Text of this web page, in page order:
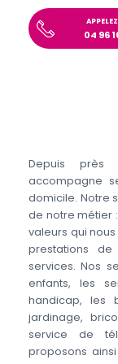
04 96
Depuis près
accompagne
domicile. Notre
de notre métier
valeurs qui
prestations
services. Nos
enfants, les
handicap, les
jardinage,
service de
proposons